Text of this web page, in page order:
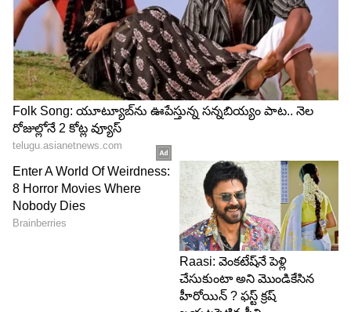
జీవితంలో ఆర్థిక సమస్యలు పెరిగి, ఆర్థిక ఇబ్బందులకు
దారితీస్తుందని అంటారు. ఇక్కడ లక్ష్మీదేవి లేదా కుబేరుడి
విగ్రహాన్ని ప్రతిష్టించడం శుభప్రదంగా భావిస్తారు. అలాగే, ఈ
దిశలో పచ్చని మొక్కలను ఉంచడం కూడా ప్రయోజనకరం.